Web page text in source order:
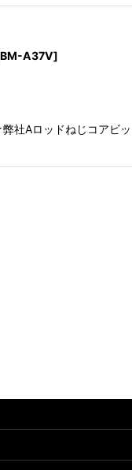
BM-A37V]
Aロッドねじコアビ